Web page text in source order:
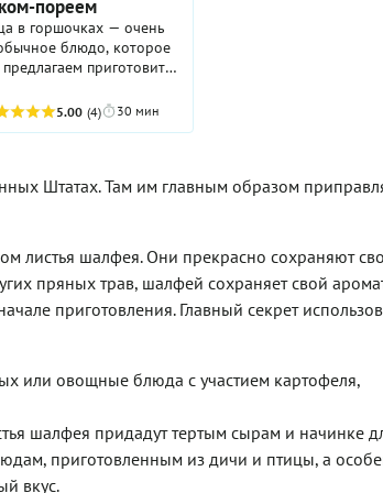
пореем
в горшочках — очень
блюдо, которое
приготовить
из
кухни. Болгары
используя глиняные
с перепелиными
сливками и луком-
добавив для
вкуса немного
Яйца, запеченные в
для тех, кто
яичницу. А
питательный, при
достаточно легкий
5.00 (4) 30 мин
Штатах. Там им главным образом
листья шалфея. Они прекрасно сохраняют
пряных трав, шалфей сохраняет свой
приготовления. Главный секрет
или овощные блюда с участием картофеля,
шалфея придадут тертым сырам и начинке
приготовленным из дичи и птицы, а
вкус.